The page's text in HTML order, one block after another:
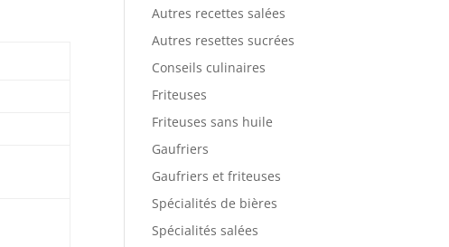
Autres recettes salées
Autres resettes sucrées
Conseils culinaires
Friteuses
Friteuses sans huile
Gaufriers
Gaufriers et friteuses
Spécialités de bières
Spécialités salées